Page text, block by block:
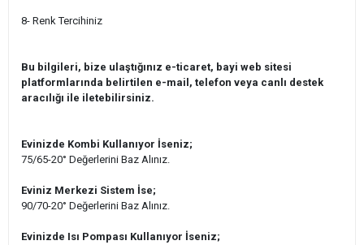
8- Renk Tercihiniz
Bu bilgileri, bize ulaştığınız e-ticaret, bayi web sitesi
platformlarında belirtilen e-mail, telefon veya canlı destek
aracılığı ile iletebilirsiniz.
Evinizde Kombi Kullanıyor İseniz;
75/65-20° Değerlerini Baz Alınız.
Eviniz Merkezi Sistem İse;
90/70-20° Değerlerini Baz Alınız.
Evinizde Isı Pompası Kullanıyor İseniz;